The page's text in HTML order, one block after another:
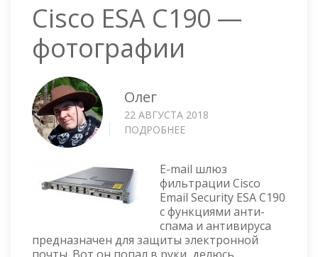
Cisco ESA C190 —
фотографии
Олег
22 АВГУСТА 2018
ПОДРОБНЕЕ
C190
—
ФОТОГРАФИИ
E-mail шлюз
фильтрации Cisco
Email Security ESA C190
с функциями анти-
спама и антивируса
предназначен для защиты электронной